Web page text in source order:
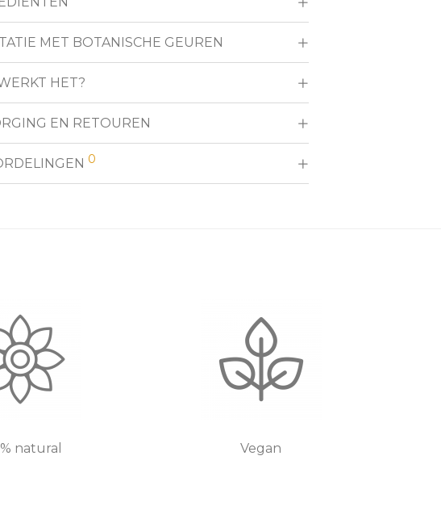
MET BOTANISCHE GEUREN
HET?
EN RETOUREN
0
natural Vegan